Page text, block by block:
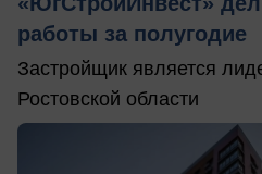
работы за полугодие
Застройщик является
Ростовской области